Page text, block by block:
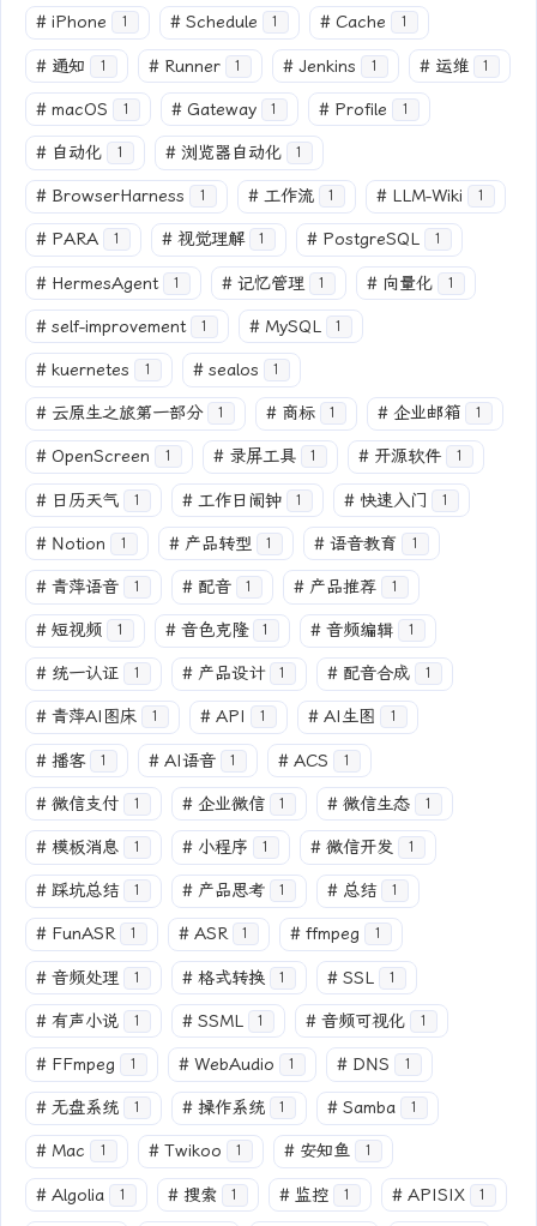
# iPhone 1 # Schedule 1 # Cache 1
# 通知 1 # Runner 1 # Jenkins 1 # 运维 1
# macOS 1 # Gateway 1 # Profile 1
# 自动化 1 # 浏览器自动化 1
# BrowserHarness 1 # 工作流 1 # LLM-Wiki 1
# PARA 1 # 视觉理解 1 # PostgreSQL 1
# HermesAgent 1 # 记忆管理 1 # 向量化 1
# self-improvement 1 # MySQL 1
# kuernetes 1 # sealos 1
# 云原生之旅第一部分 1 # 商标 1 # 企业邮箱 1
# OpenScreen 1 # 录屏工具 1 # 开源软件 1
# 日历天气 1 # 工作日闹钟 1 # 快速入门 1
# Notion 1 # 产品转型 1 # 语音教育 1
# 青萍语音 1 # 配音 1 # 产品推荐 1
# 短视频 1 # 音色克隆 1 # 音频编辑 1
# 统一认证 1 # 产品设计 1 # 配音合成 1
# 青萍AI图床 1 # API 1 # AI生图 1
# 播客 1 # AI语音 1 # ACS 1
# 微信支付 1 # 企业微信 1 # 微信生态 1
# 模板消息 1 # 小程序 1 # 微信开发 1
# 踩坑总结 1 # 产品思考 1 # 总结 1
# FunASR 1 # ASR 1 # ffmpeg 1
# 音频处理 1 # 格式转换 1 # SSL 1
# 有声小说 1 # SSML 1 # 音频可视化 1
# FFmpeg 1 # WebAudio 1 # DNS 1
# 无盘系统 1 # 操作系统 1 # Samba 1
# Mac 1 # Twikoo 1 # 安知鱼 1
# Algolia 1 # 搜索 1 # 监控 1 # APISIX 1